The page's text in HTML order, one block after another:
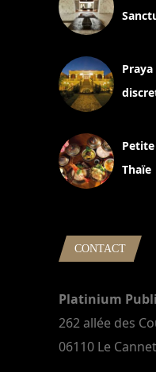
Thaïe
CONTACT
Platinium
262 allée des
06110 Le